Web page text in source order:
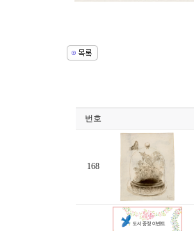
번호
168